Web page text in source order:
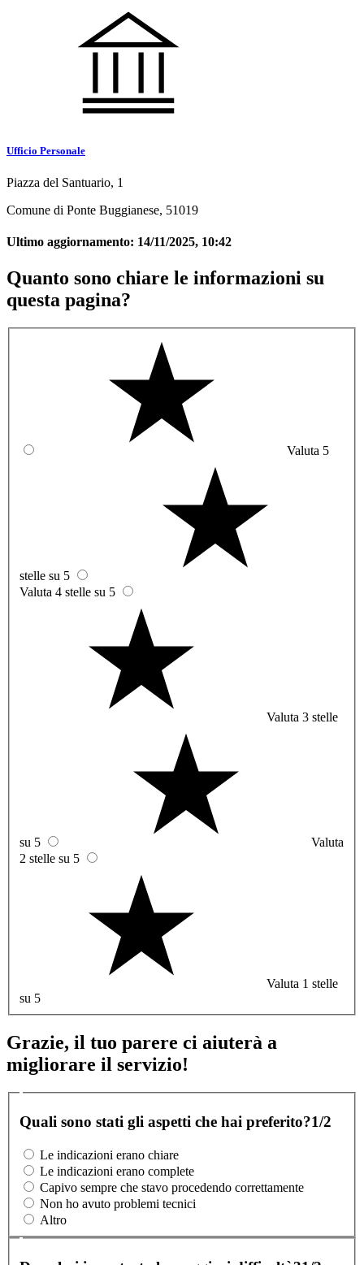
Ufficio Personale
Piazza del Santuario, 1
Comune di Ponte Buggianese, 51019
Ultimo aggiornamento: 14/11/2025, 10:42
Quanto sono chiare le informazioni su
questa pagina?
Valuta 5
stelle su 5
Valuta 4 stelle su 5
Valuta 3 stelle
su 5
Valuta
2 stelle su 5
Valuta 1 stelle
su 5
Grazie, il tuo parere ci aiuterà a
migliorare il servizio!
Quali sono stati gli aspetti che hai preferito?1/2
Le indicazioni erano chiare
Le indicazioni erano complete
Capivo sempre che stavo procedendo correttamente
Non ho avuto problemi tecnici
Altro